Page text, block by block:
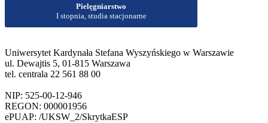
Pielęgniarstwo
I stopnia, studia stacjonarne
Uniwersytet Kardynała Stefana Wyszyńskiego w Warszawie
ul. Dewajtis 5, 01-815 Warszawa
tel. centrala 22 561 88 00
NIP: 525-00-12-946
REGON: 000001956
ePUAP: /UKSW_2/SkrytkaESP